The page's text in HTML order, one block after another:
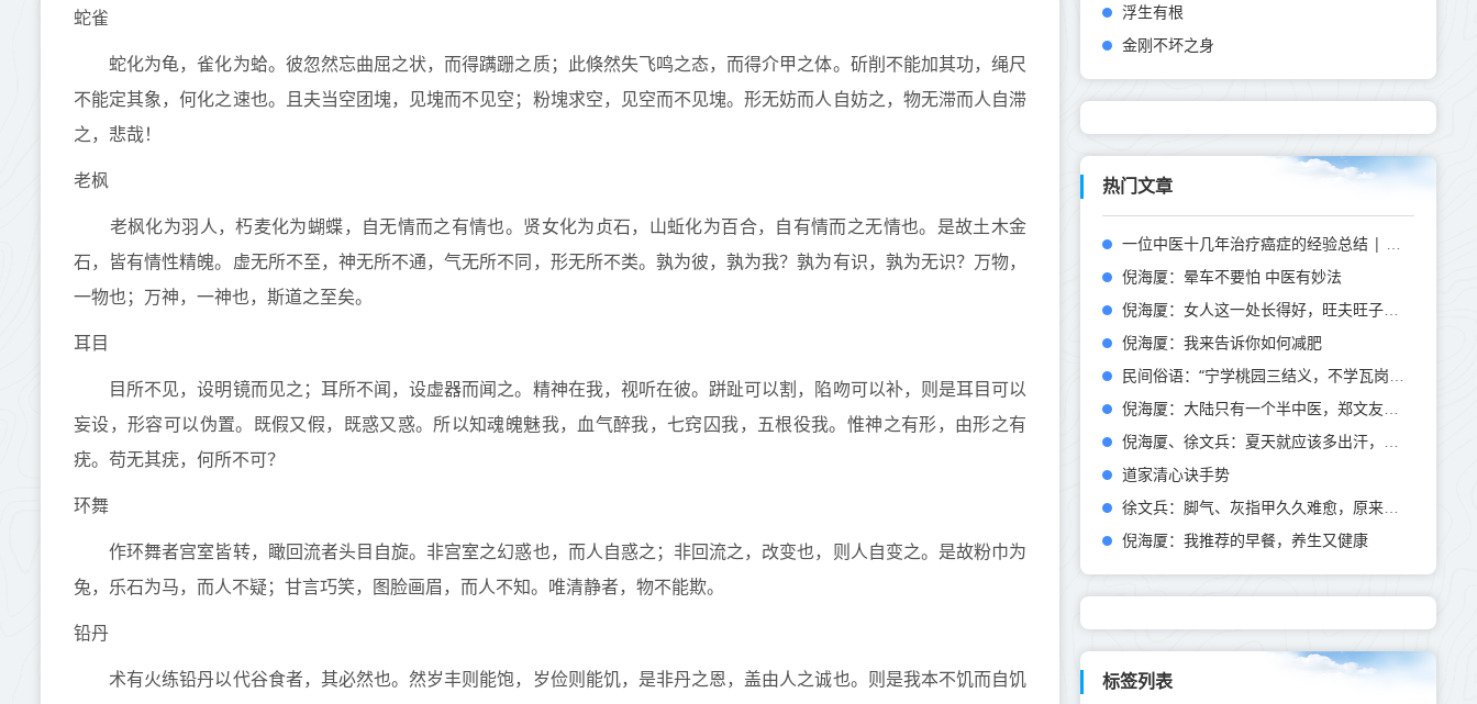
蛇雀
蛇化为龟，雀化为蛤。彼忽然忘曲屈之状，而得蹒跚之质；此倏然失飞鸣之态，而得介甲之体。斫削不能加其功，绳尺
不能定其象，何化之速也。且夫当空团塊，见塊而不见空；粉塊求空，见空而不见塊。形无妨而人自妨之，物无滞而人自滞
之，悲哉！
老枫
老枫化为羽人，朽麦化为蝴蝶，自无情而之有情也。贤女化为贞石，山蚯化为百合，自有情而之无情也。是故土木金
石，皆有情性精魄。虚无所不至，神无所不通，气无所不同，形无所不类。孰为彼，孰为我？孰为有识，孰为无识？万物，
一物也；万神，一神也，斯道之至矣。
耳目
目所不见，设明镜而见之；耳所不闻，设虚器而闻之。精神在我，视听在彼。跰趾可以割，陷吻可以补，则是耳目可以
妄设，形容可以伪置。既假又假，既惑又惑。所以知魂魄魅我，血气醉我，七窍囚我，五根役我。惟神之有形，由形之有
疣。苟无其疣，何所不可？
环舞
作环舞者宫室皆转，瞰回流者头目自旋。非宫室之幻惑也，而人自惑之；非回流之，改变也，则人自变之。是故粉巾为
兔，乐石为马，而人不疑；甘言巧笑，图脸画眉，而人不知。唯清静者，物不能欺。
铅丹
术有火练铅丹以代谷食者，其必然也。然岁丰则能饱，岁俭则能饥，是非丹之恩，盖由人之诚也。则是我本不饥而自饥
浮生有根
金刚不坏之身
热门文章
倪海厦：晕车不要怕 中医有妙法
倪海厦：我来告诉你如何减肥
道家清心诀手势
倪海厦：我推荐的早餐，养生又健康
标签列表